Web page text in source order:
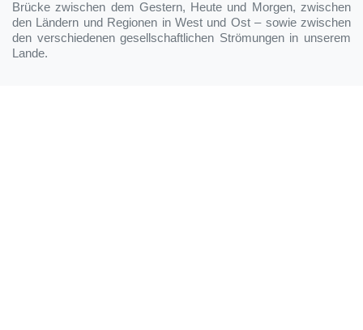
Brücke zwischen dem Gestern, Heute und Morgen, zwischen
den Ländern und Regionen in West und Ost – sowie zwischen
den verschiedenen gesellschaftlichen Strömungen in unserem
Lande.